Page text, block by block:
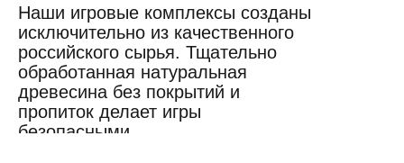
Наши игровые комплексы созданы
исключительно из качественного
российского сырья. Тщательно
обработанная натуральная
древесина без покрытий и
пропиток делает игры
безопасными.